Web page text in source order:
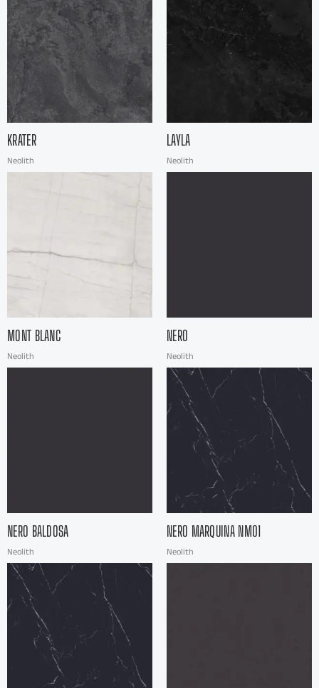
KRATER
Neolith
LAYLA
Neolith
MONT BLANC
Neolith
NERO
Neolith
NERO BALDOSA
Neolith
NERO MARQUINA NM01
Neolith